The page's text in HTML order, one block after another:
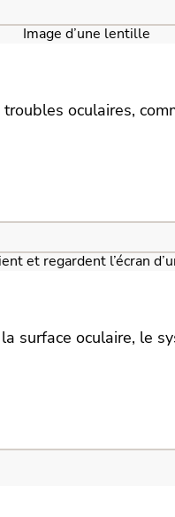
oculaires,
surface oculaire, le